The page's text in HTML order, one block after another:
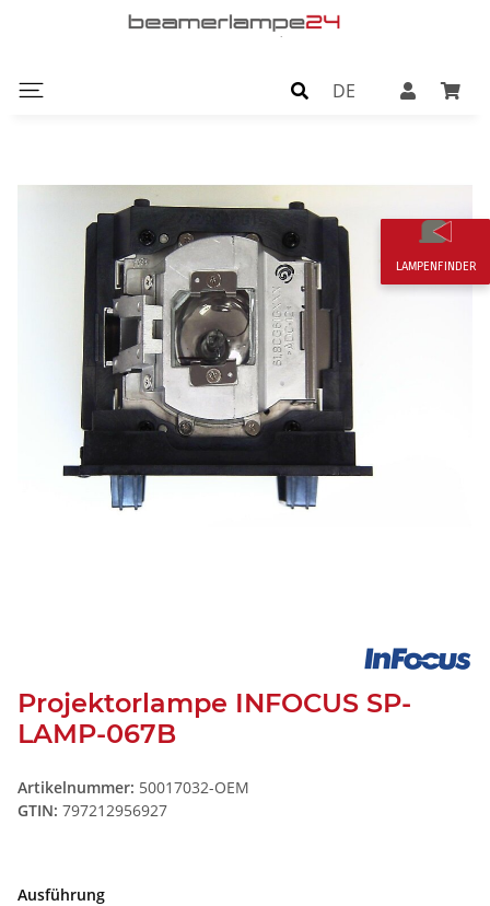
DE
Projektorlampe INFOCUS SP-
LAMP-067B
Artikelnummer: 50017032-OEM
GTIN: 797212956927
Ausführung
LAMPENFINDER